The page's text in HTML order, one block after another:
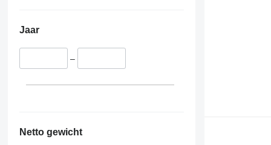
Jaar
–
Netto gewicht